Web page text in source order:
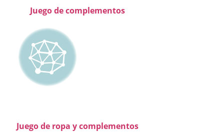
Juego de complementos
Juego de ropa y complementos